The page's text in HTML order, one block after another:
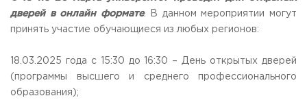
Scientific activity
Information about educationalorganization
ADDRESS
дверей в онлайн формате. В данном мероприятии могут
принять участие обучающиеся из любых регионов:
18.03.2025 года с 15:30 до 16:30 – День открытых дверей
(программы высшего и среднего профессионального
образования);